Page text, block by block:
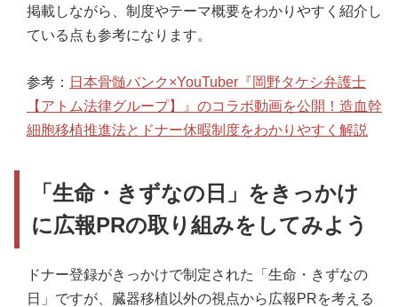
掲載しながら、制度やテーマ概要をわかりやすく紹介し
ている点も参考になります。
参考： 日本骨髄バンク×YouTuber『岡野タケシ弁護士
【アトム法律グループ】』のコラボ動画を公開！造血幹
細胞移植推進法とドナー休暇制度をわかりやすく解説
「生命・きずなの日」をきっかけ
に広報PRの取り組みをしてみよう
ドナー登録がきっかけで制定された「生命・きずなの
日」ですが、臓器移植以外の視点から広報PRを考える